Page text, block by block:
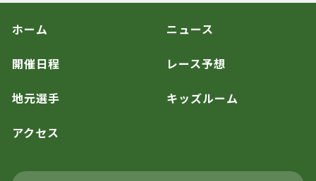
ホーム ニュース
開催日程 レース予想
地元選手 キッズルーム
アクセス